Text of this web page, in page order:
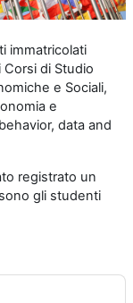
immatricolati
di Studio
e Sociali,
e
data and
registrato un
gli studenti